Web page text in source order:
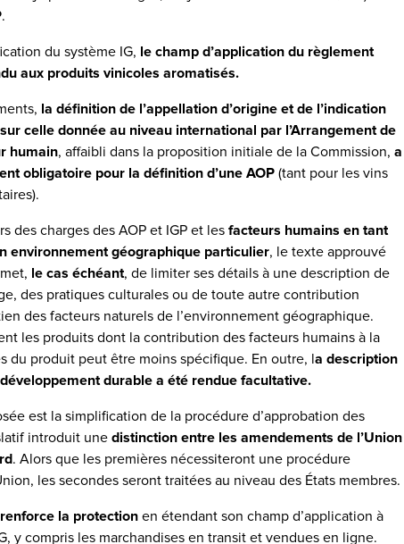
.
du système IG, le champ d’application du règlement
aux produits vinicoles aromatisés.
la définition de l’appellation d’origine et de l’indication
celle donnée au niveau international par l’Arrangement de
humain, affaibli dans la proposition initiale de la Commission, a
obligatoire pour la définition d’une AOP (tant pour les vins
des charges des AOP et IGP et les facteurs humains en tant
environnement géographique particulier, le texte approuvé
le cas échéant, de limiter ses détails à une description de
des pratiques culturales ou de toute autre contribution
des facteurs naturels de l’environnement géographique.
les produits dont la contribution des facteurs humains à la
du produit peut être moins spécifique. En outre, la description
durable a été rendue facultative.
est la simplification de la procédure d’approbation des
introduit unedistinction entre les amendements de l’Union
. Alors que les premières nécessiteront une procédure
les secondes seront traitées au niveau des États membres.
renforce la protection en étendant son champ d’application à
y compris les marchandises en transit et vendues en ligne.